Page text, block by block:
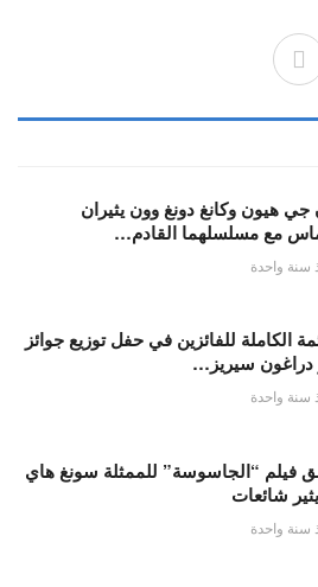
هيون وكانغ دونغ وون يثيران
مع مسلسلهما القادم…
سنة واحدة
الكاملة للفائزين في حفل توزيع جوائز
دراغون سيريز…
سنة واحدة
فيلم “الجاسوسة” للممثلة سونغ هاي
شائعات
سنة واحدة